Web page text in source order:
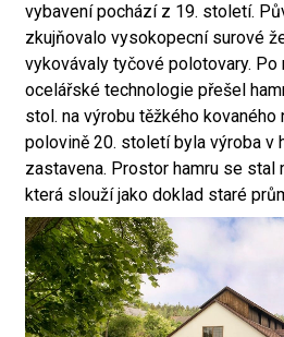
vybavení pochází z 19. století.
zkujňovalo vysokopecní surové
vykovávaly tyčové polotovary.
ocelářské technologie přešel
stol. na výrobu těžkého kovaného
polovině 20. století byla výroba v
zastavena. Prostor hamru se stal
která slouží jako doklad staré